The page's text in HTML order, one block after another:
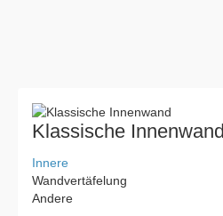
Klassische Innenwand
Innere
Wandvertäfelung
Andere